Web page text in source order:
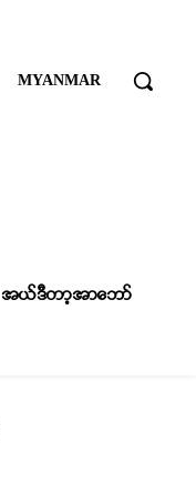
MYANMAR
အယ်ဒီတာ့အာဘော်